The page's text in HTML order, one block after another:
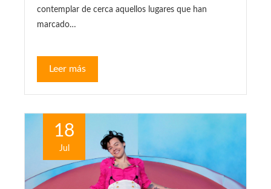
contemplar de cerca aquellos lugares que han
marcado…
Leer más
18
Jul